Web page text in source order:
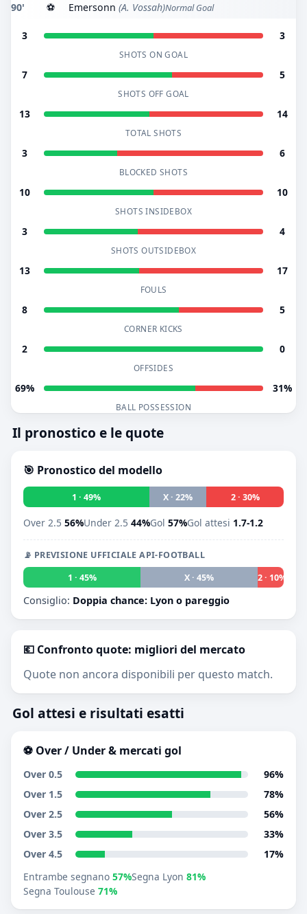
90' ⚽ Emersonn (A. Vossah)Normal Goal
3 3
SHOTS ON GOAL
7 5
SHOTS OFF GOAL
13 14
TOTAL SHOTS
3 6
BLOCKED SHOTS
10 10
SHOTS INSIDEBOX
3 4
SHOTS OUTSIDEBOX
13 17
FOULS
8 5
CORNER KICKS
2 0
OFFSIDES
69% 31%
BALL POSSESSION
Il pronostico e le quote
🎯 Pronostico del modello
1 · 49% X · 22% 2 · 30%
Over 2.5 56%Under 2.5 44%Gol 57%Gol attesi 1.7-1.2
📡 PREVISIONE UFFICIALE API-FOOTBALL
1 · 45%
X · 45% 2 · 10%
Consiglio: Doppia chance: Lyon o pareggio
💶 Confronto quote: migliori del mercato
Quote non ancora disponibili per questo match.
Gol attesi e risultati esatti
⚽ Over / Under & mercati gol
Over 0.5
96%
Over 1.5
78%
Over 2.5
56%
Over 3.5
33%
Over 4.5
17%
Entrambe segnano 57%Segna Lyon 81%
Segna Toulouse 71%